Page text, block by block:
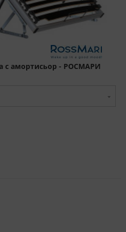
с амортисьор - РОСМАРИ